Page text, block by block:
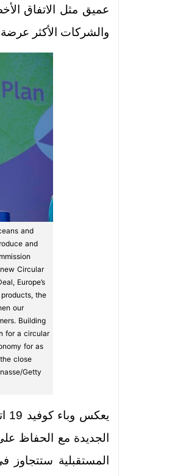
عميق مثل الاتفاق
والشركات الأكثر عرضة
and
and
Circular
Europe’s
the
our
Building
for a circular
for as
close
Getty
الجديدة مع الحفاظ
المستقبلية